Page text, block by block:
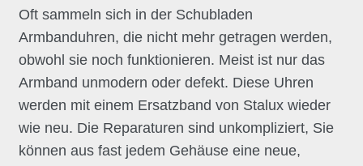
Oft sammeln sich in der Schubladen
Armbanduhren, die nicht mehr getragen werden,
obwohl sie noch funktionieren. Meist ist nur das
Armband unmodern oder defekt. Diese Uhren
werden mit einem Ersatzband von Stalux wieder
wie neu. Die Reparaturen sind unkompliziert, Sie
können aus fast jedem Gehäuse eine neue,